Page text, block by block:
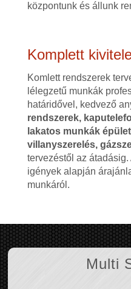
központunk és állunk
Komplett
Komlett rendszerek
lélegzetű munkák
határidővel, kedvező
rendszerek,
lakatos munkák
villanyszerelés,
tervezéstől az
igények alapján
munkáról.
Multi